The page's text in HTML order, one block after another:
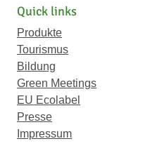
Quick links
Produkte
Tourismus
Bildung
Green Meetings
EU Ecolabel
Presse
Impressum